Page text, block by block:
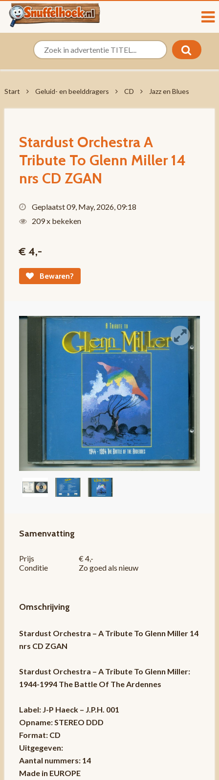
Start Geluid- en beelddragers CD Jazz en Blues
Stardust Orchestra A
Tribute To Glenn Miller 14
nrs CD ZGAN
Geplaatst 09, May, 2026, 09:18
209 x bekeken
€ 4,-
Bewaren?
Samenvatting
Prijs
€ 4,-
Conditie
Zo goed als nieuw
Omschrijving
Stardust Orchestra – A Tribute To Glenn Miller 14
nrs CD ZGAN
Stardust Orchestra – A Tribute To Glenn Miller:
1944-1994 The Battle Of The Ardennes
Label: J-P Haeck – J.P.H. 001
Opname: STEREO DDD
Format: CD
Uitgegeven:
Aantal nummers: 14
Made in EUROPE